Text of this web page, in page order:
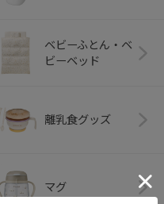
ベビーふとん・ベ
ビーベッド
離乳食グッズ
マグ